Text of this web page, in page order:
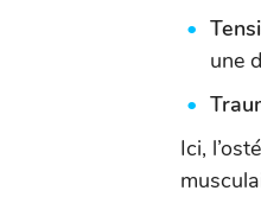
une
Ici,